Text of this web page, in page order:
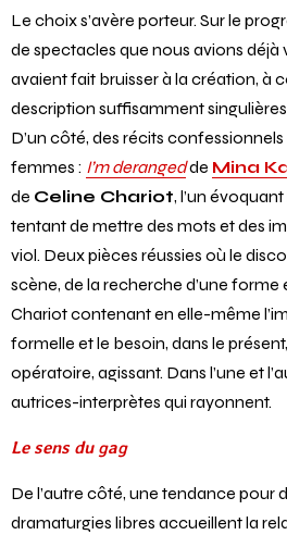
Le choix s’avère porteur. Sur le
de spectacles que nous avions déjà
avaient fait bruisser à la création, à
description suffisamment singulières
D’un côté, des récits
femmes : I’m derangedde Mina
de Celine Chariot, l’un évoquant
tentant de mettre des mots et des
viol. Deux pièces réussies où le
scène, de la recherche d’une
Chariot contenant en elle-même
formelle et le besoin, dans le
opératoire, agissant. Dans l’une et
autrices-interprètes qui rayonnent.
Le sens du gag
De l’autre côté, une tendance pour
dramaturgies libres accueillent la